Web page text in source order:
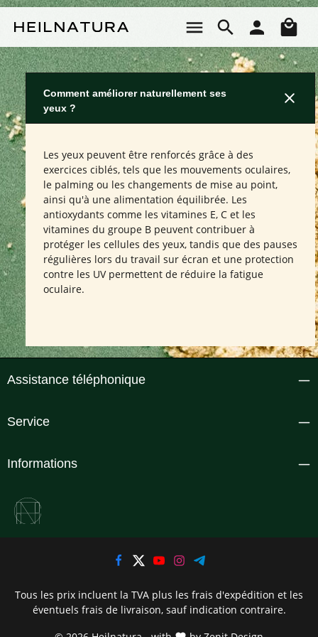
Comment améliorer naturellement ses
yeux ?
Les yeux peuvent être renforcés grâce à des
exercices ciblés, tels que les mouvements oculaires,
le palming ou les changements de mise au point,
ainsi qu'à une alimentation équilibrée. Les
antioxydants comme les vitamines E, C et les
vitamines du groupe B peuvent contribuer à
protéger les cellules des yeux, tandis que des pauses
régulières lors du travail sur écran et une protection
contre les UV permettent de réduire la fatigue
oculaire.
Assistance téléphonique
Service
Informations
Tous les prix incluent la TVA plus les frais d'expédition et les
éventuels frais de livraison, sauf indication contraire.